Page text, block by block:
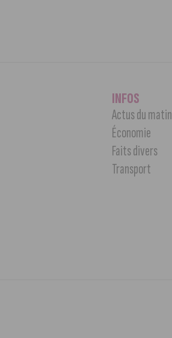
INFOS
Actus du matin
Économie
Faits divers
Transport